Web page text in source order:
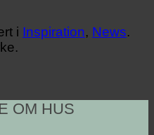
i Inspiration, News.
OM HUS